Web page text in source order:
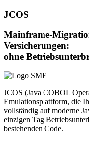
JCOS
Mainframe-
Versicherungen:
ohne
JCOS (Java COBOL
Emulationsplattform, die
vollständig auf moderne
einzigen Tag
bestehenden Code.